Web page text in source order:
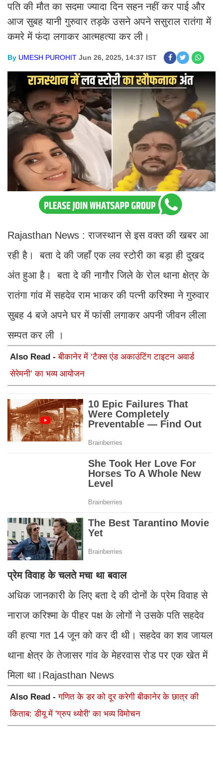
पति की मौत का सदमा ज्यादा दिन सहन नहीं कर पाई और
आज सुबह यानी गुरुवार तड़के उसने अपने ससुराल रातंगा में
कमरे में फंदा लगाकर आत्महत्या कर ली।
By UMESH PUROHIT Jun 26, 2025, 14:37 IST
Rajasthan News : राजस्थान से इस वक्त की खबर आ
रही है। बता दे की जहाँ एक लव स्टोरी का बड़ा ही दुखद
अंत हुआ है। बता दे की नागौर जिले के रोल थाना क्षेत्र के
रातंगा गांव में सहदेव राम भाकर की पत्नी करिश्मा ने गुरुवार
सुबह 4 बजे अपने घर में फांसी लगाकर अपनी जीवन लीला
सम्पत कर ली ।
Also Read -बीकानेर में ‘टैक्स एंड अकाउंटिंग टाइटन अवार्ड
सेरेमनी’ का भव्य आयोजन
प्रेम विवाह के चलते मचा था बवाल
अधिक जानकारी के लिए बता दे की दोनों के प्रेम विवाह से
नाराज करिश्मा के पीहर पक्ष के लोगों ने उसके पति सहदेव
की हत्या गत 14 जून को कर दी थी। सहदेव का शव जायल
थाना क्षेत्र के तेजासर गांव के मेहरवास रोड पर एक खेत में
मिला था।Rajasthan News
Also Read -गणित के डर को दूर करेगी बीकानेर के छात्र की
किताब: डीयू में 'ग्रुप थ्योरी' का भव्य विमोचन